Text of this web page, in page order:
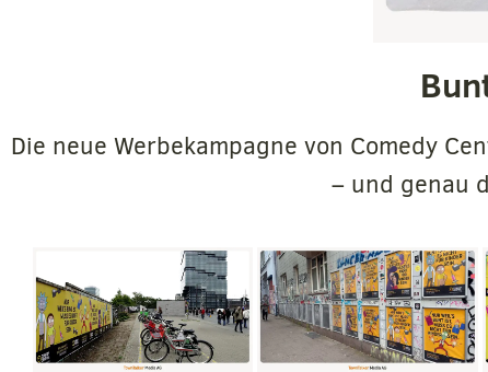
Die neue Werbekampagne von Comedy
– und genau